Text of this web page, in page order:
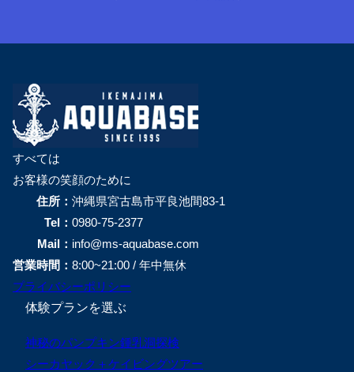
すべては
お客様の笑顔のために
住所： 沖縄県宮古島市平良池間83-1
Tel： 0980-75-2377
Mail： info@ms-aquabase.com
営業時間： 8:00~21:00 / 年中無休
プライバシーポリシー
体験プランを選ぶ
神秘のパンプキン鍾乳洞探検
シーカヤック＋ケイビングツアー